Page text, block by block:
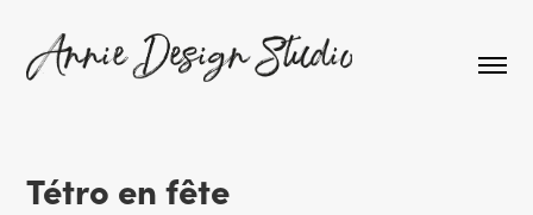
Tétro en fête